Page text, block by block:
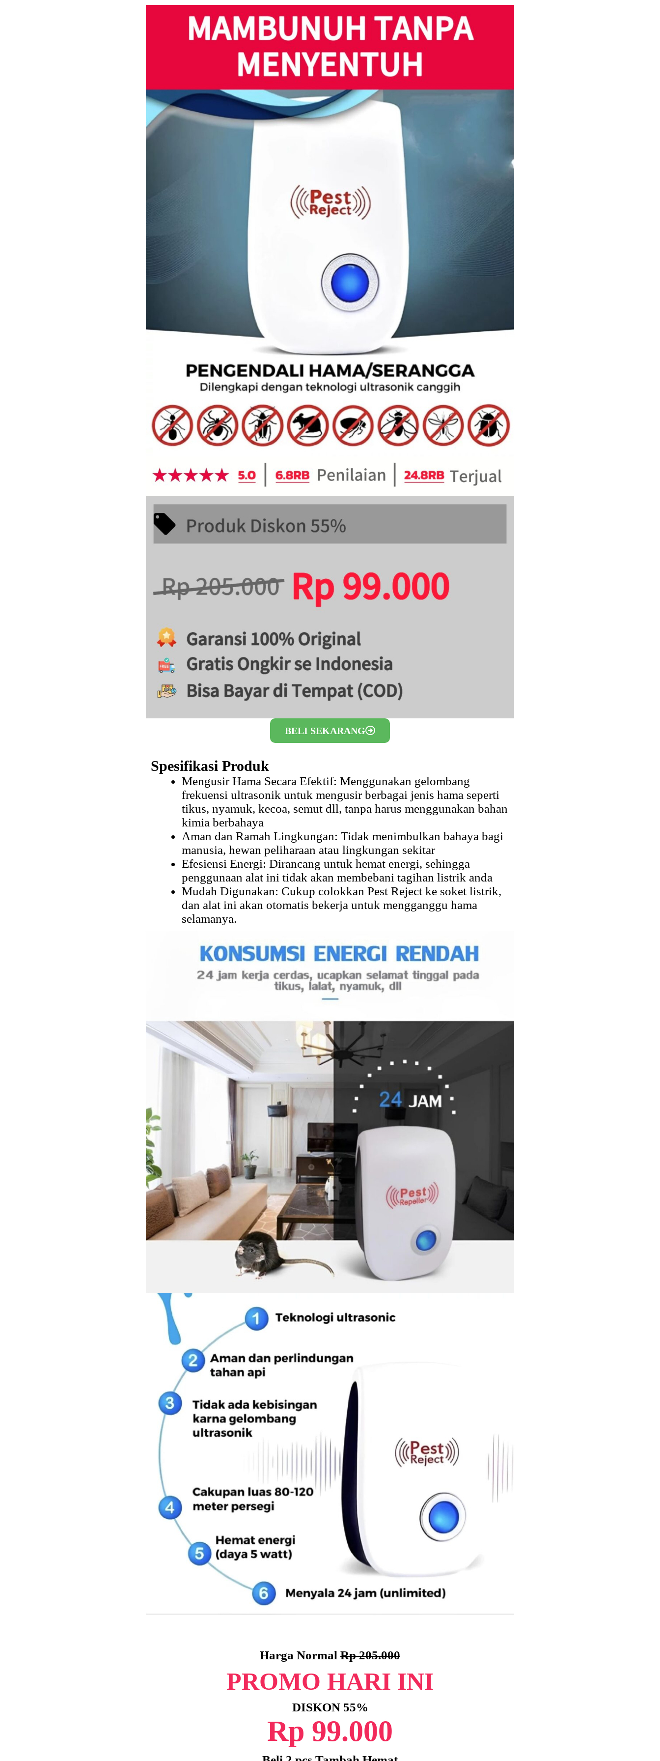
BELI SEKARANG
Spesifikasi Produk
Mengusir Hama Secara Efektif: Menggunakan gelombang
frekuensi ultrasonik untuk mengusir berbagai jenis hama seperti
tikus, nyamuk, kecoa, semut dll, tanpa harus menggunakan bahan
kimia berbahaya
Aman dan Ramah Lingkungan: Tidak menimbulkan bahaya bagi
manusia, hewan peliharaan atau lingkungan sekitar
Efesiensi Energi: Dirancang untuk hemat energi, sehingga
penggunaan alat ini tidak akan membebani tagihan listrik anda
Mudah Digunakan: Cukup colokkan Pest Reject ke soket listrik,
dan alat ini akan otomatis bekerja untuk mengganggu hama
selamanya.
Harga Normal Rp 205.000
PROMO HARI INI
DISKON 55%
Rp 99.000